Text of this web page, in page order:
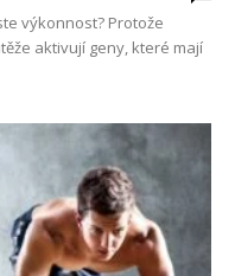
výkonnost? Protože
aktivují geny, které mají